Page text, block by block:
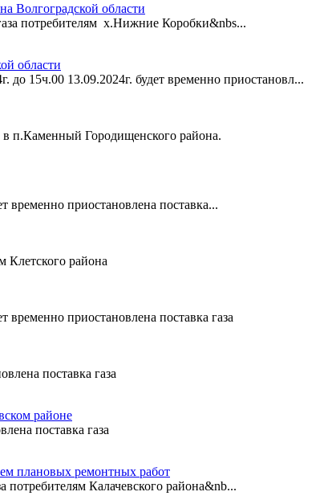
Волгоградской области
потребителям х.Нижние Коробки&nbs...
области
до 15ч.00 13.09.2024г. будет временно приостановл...
в п.Каменный Городищенского района.
временно приостановлена поставка...
Клетского района
временно приостановлена поставка газа
поставка газа
районе
поставка газа
плановых ремонтных работ
потребителям Калачевского района&nb...